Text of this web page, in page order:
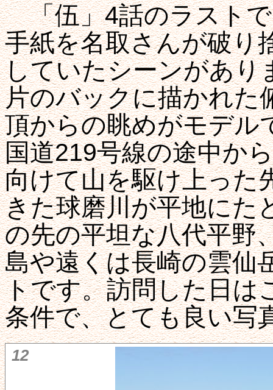
「伍」4話のラストで
手紙を名取さんが破り
していたシーンがあり
片のバックに描かれた
頂からの眺めがモデル
国道219号線の途中か
向けて山を駆け上った
きた球磨川が平地にた
の先の平坦な八代平野
島や遠くは長崎の雲仙
トです。訪問した日は
条件で、とても良い写
12